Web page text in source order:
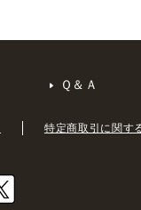
Ｑ＆Ａ
特定商取引に関す